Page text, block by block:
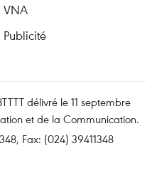
VNA
Publicité
délivré le 11 septembre
et de la Communication.
Fax: (024) 39411348